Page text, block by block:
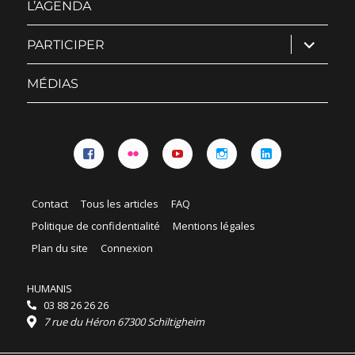
L’AGENDA
PARTICIPER ouvrir
le
sous-
MÉDIAS
Contact Tous les articles
FAQ
Politique de confidentialité
Mentions légales
Plan du site
Connexion
HUMANIS
03 88 26 26 26
7 rue du Héron 67300 Schiltigheim